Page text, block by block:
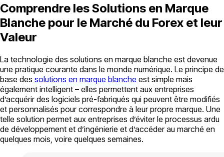
Comprendre les Solutions en Marque
Blanche pour le Marché du Forex et leur
Valeur
La technologie des solutions en marque blanche est devenue
une pratique courante dans le monde numérique. Le principe de
base des solutions en marque blanche est simple mais
également intelligent – elles permettent aux entreprises
d’acquérir des logiciels pré-fabriqués qui peuvent être modifiés
et personnalisés pour correspondre à leur propre marque. Une
telle solution permet aux entreprises d’éviter le processus ardu
de développement et d’ingénierie et d’accéder au marché en
quelques mois, voire quelques semaines.